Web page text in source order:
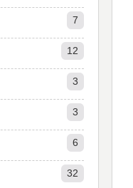
7
12
3
3
6
32